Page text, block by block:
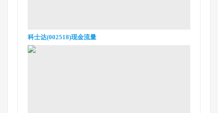
科士达(002518)现金流量